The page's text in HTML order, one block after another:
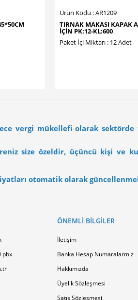
Ürün Kodu : AR1209
TIRNAK MAKASI KAPAK
İÇİN PK:12-KL:600
Paket İçi Miktarı : 12 Adet
vergi mükellefi olarak
size özeldir, üçüncü kişi ve
otomatik olarak
pbx
ÖNEMLI BILGILER
İletişim
Banka Hesap Numaralarmız
Hakkımızda
Üyelik Sözleşmesi
Satış Sözleşmesi